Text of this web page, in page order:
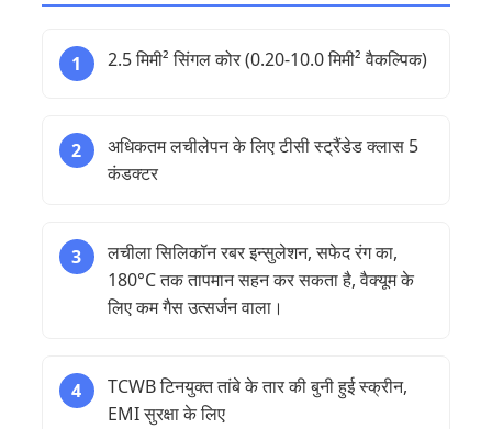
1 2.5 मिमी² सिंगल कोर (0.20-10.0 मिमी² वैकल्पिक)
2
अधिकतम लचीलेपन के लिए टीसी स्ट्रैंडेड क्लास 5
कंडक्टर
3
लचीला सिलिकॉन रबर इन्सुलेशन, सफेद रंग का,
180°C तक तापमान सहन कर सकता है, वैक्यूम के
लिए कम गैस उत्सर्जन वाला।
4
TCWB टिनयुक्त तांबे के तार की बुनी हुई स्क्रीन,
EMI सुरक्षा के लिए